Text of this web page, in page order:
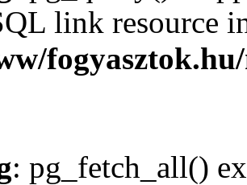
link resource
: pg_fetch_all()